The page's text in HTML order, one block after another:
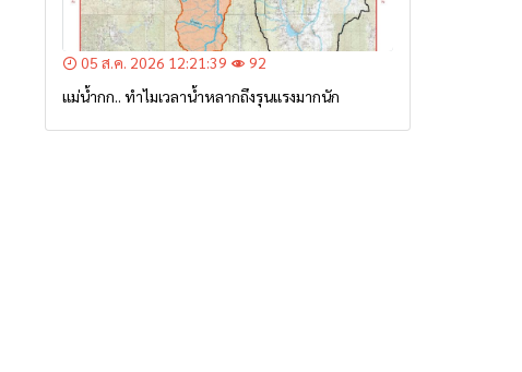
05 ส.ค. 2026 12:21:39
92
แม่น้ำกก.. ทำไมเวลาน้ำหลากถึงรุนแรงมากนัก